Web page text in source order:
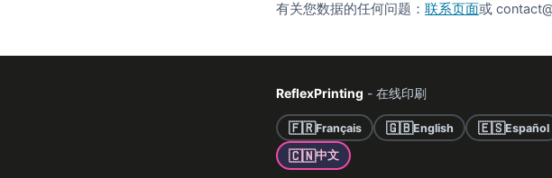
有关您数据的任何问题： 联系页面或
ReflexPrinting - 在线印刷
🇫🇷Français 🇬🇧English 🇪🇸Español
🇨🇳中文